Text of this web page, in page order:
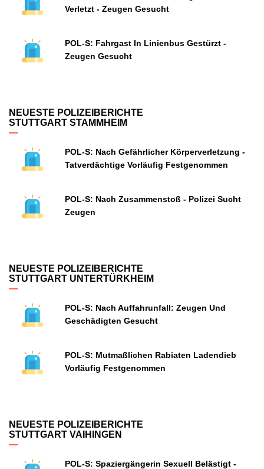
Verletzt - Zeugen Gesucht
POL-S: Fahrgast In Linienbus Gestürzt -
Zeugen Gesucht
NEUESTE POLIZEIBERICHTE
STUTTGART STAMMHEIM
POL-S: Nach Gefährlicher Körperverletzung -
Tatverdächtige Vorläufig Festgenommen
POL-S: Nach Zusammenstoß - Polizei Sucht
Zeugen
NEUESTE POLIZEIBERICHTE
STUTTGART UNTERTÜRKHEIM
POL-S: Nach Auffahrunfall: Zeugen Und
Geschädigten Gesucht
POL-S: Mutmaßlichen Rabiaten Ladendieb
Vorläufig Festgenommen
NEUESTE POLIZEIBERICHTE
STUTTGART VAIHINGEN
POL-S: Spaziergängerin Sexuell Belästigt -